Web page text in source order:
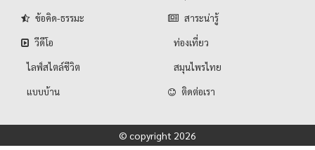
ข้อคิด-ธรรมะ สาระน่ารู้
วีดีโอ ท่องเที่ยว
ไลฟ์สไตล์ชีวิต สมุนไพรไทย
แบบบ้าน ติดต่อเรา
© copyright 2026